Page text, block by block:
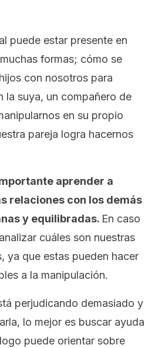
puede estar presente en
formas; cómo se
con nosotros para
la suya, un compañero de
en su propio
pareja logra hacernos
aprender a
relaciones con los demás
y equilibradas. En caso
cuáles son nuestras
ya que estas pueden hacer
a la manipulación.
perjudicando demasiado y
lo mejor es buscar ayuda
puede orientar sobre